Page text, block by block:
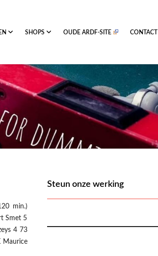
SHOPS OUDE ARDF-SITE CONTACT
min.)
Smet 5
4 73
Maurice
Steun onze werking